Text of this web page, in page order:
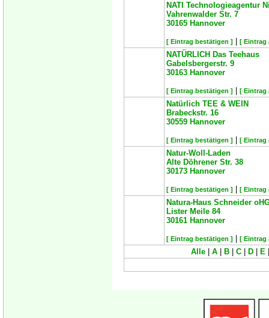
NATI Technologieagentur
Vahrenwalder Str. 7
30165 Hannover
[ Eintrag bestätigen ] [ Eintrag
NATÜRLICH Das Teehaus
Gabelsbergerstr. 9
30163 Hannover
[ Eintrag bestätigen ] [ Eintrag
Natürlich TEE & WEIN
Brabeckstr. 16
30559 Hannover
[ Eintrag bestätigen ] [ Eintrag
Natur-Woll-Laden
Alte Döhrener Str. 38
30173 Hannover
[ Eintrag bestätigen ] [ Eintrag
Natura-Haus Schneider
Lister Meile 84
30161 Hannover
[ Eintrag bestätigen ] [ Eintrag
Alle A B C D E